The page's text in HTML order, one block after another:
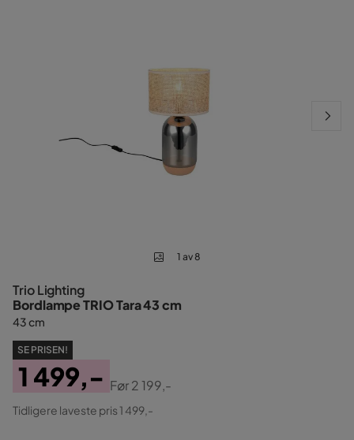
1 av 8
Trio Lighting
Bordlampe TRIO Tara 43 cm
43 cm
SE PRISEN!
Pris
1 499,-
Original
Før2 199,-
Tidligere laveste pris 1 499,-